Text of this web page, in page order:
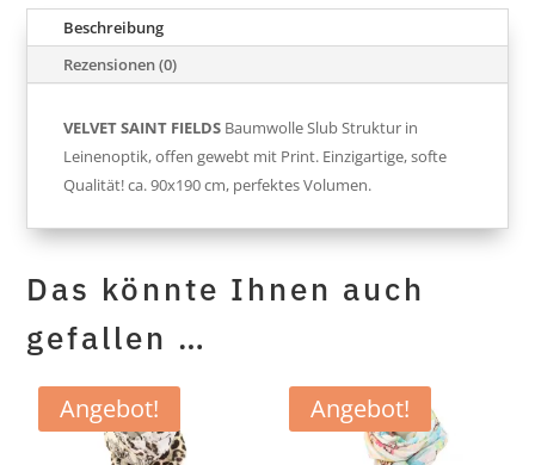
Beschreibung
Rezensionen (0)
VELVET SAINT FIELDS Baumwolle Slub Struktur in
Leinenoptik, offen gewebt mit Print. Einzigartige, softe
Qualität! ca. 90x190 cm, perfektes Volumen.
Das könnte Ihnen auch
gefallen …
Angebot! Angebot!